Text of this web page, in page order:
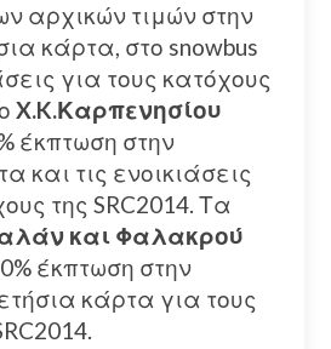
αρχικών τιμών στην
κάρτα, στο snowbus
για τους κατόχους
X.K.Καρπενησίου
έκπτωση στην
και τις ενοικιάσεις
της SRC2014. Τα
και Φαλακρού
έκπτωση στην
κάρτα για τους